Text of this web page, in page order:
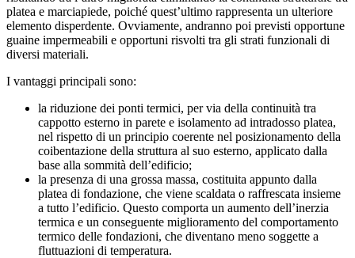
platea e marciapiede, poiché quest’ultimo rappresenta un ulteriore
ele­mento disperdente. Ovviamente, andranno poi previsti opportune
guaine impermeabili e opportuni risvolti tra gli strati funzionali di
diversi materiali.
I vantaggi principali sono:
la riduzione dei ponti termici, per via della continuità tra
cappotto esterno in parete e isolamento ad intradosso platea,
nel rispetto di un principio coerente nel posizionamento della
coibentazione della struttura al suo esterno, applicato dalla
base alla sommità dell’edificio;
la presenza di una grossa massa, costituita appunto dalla
platea di fondazione, che viene scaldata o raffrescata insieme
a tutto l’edificio. Questo comporta un aumento dell’inerzia
termica e un conse­guente miglioramento del comportamento
termico delle fondazioni, che diventano meno soggette a
fluttuazioni di temperatura.